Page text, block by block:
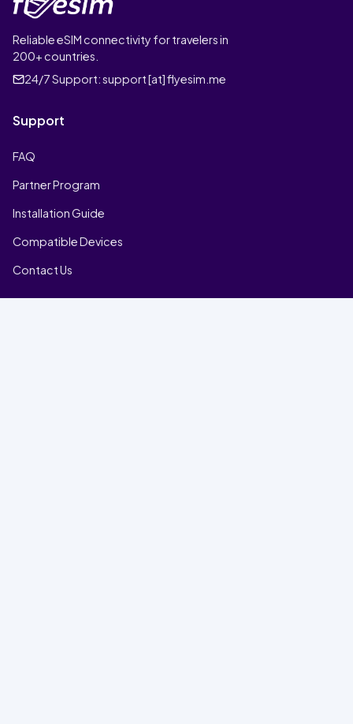
Reliable eSIM connectivity for travelers in
200+ countries.
24/7 Support:support [at] flyesim.me
Support
FAQ
Partner Program
Installation Guide
Compatible Devices
Contact Us